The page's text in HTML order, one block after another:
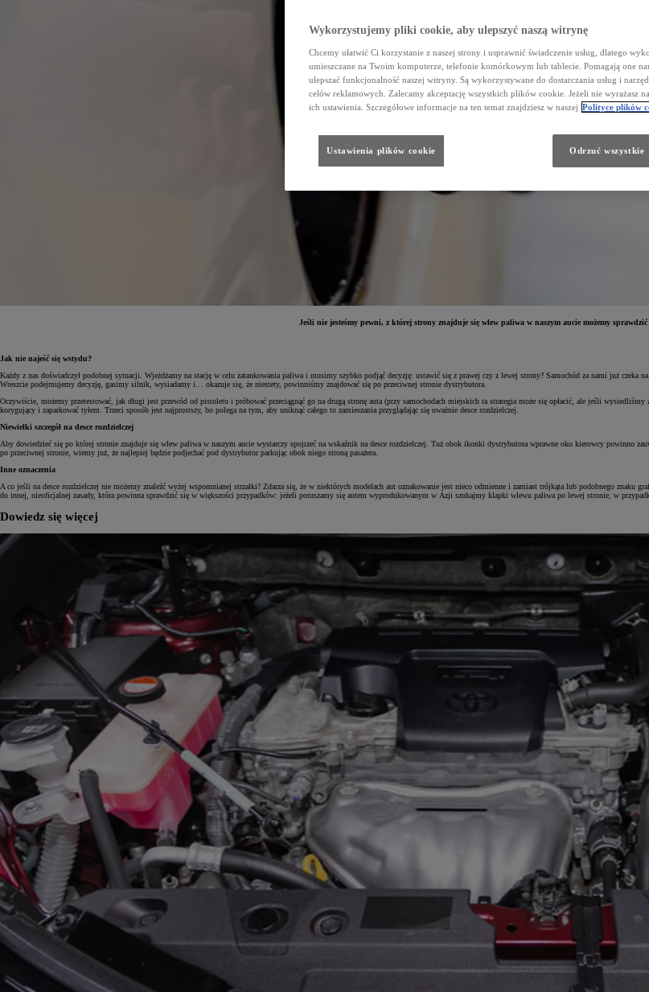
Jeśli nie jesteśmy pewni, z której strony znajduje się wlew paliwa w naszym aucie możemy
Jak nie najeść się wstydu?
Każdy z nas doświadczył podobnej sytuacji. Wjeżdżamy na stację w celu zatankowania paliwa i musimy szybko podjąć decyzję: ustawić się z prawej czy z lewej strony? Samochód za nami już
Wreszcie podejmujemy decyzję, gasimy silnik, wysiadamy i… okazuje się, że niestety, powinniśmy znajdować się po przeciwnej stronie dystrybutora.
Oczywiście, możemy przetestować, jak długi jest przewód od pistoletu i próbować przeciągnąć go na drugą stronę auta (przy samochodach miejskich ta strategia może się opłacić, ale jeśli
korygujący i zaparkować tyłem. Trzeci sposób jest najprostszy, bo polega na tym, aby uniknąć całego to zamieszania przyglądając się uważnie desce rozdzielczej.
Niewielki szczegół na desce rozdzielczej
Aby dowiedzieć się po której stronie znajduje się wlew paliwa w naszym aucie wystarczy spojrzeć na wskaźnik na desce rozdzielczej. Tuż obok ikonki dystrybutora wprawne oko kierowcy
po przeciwnej stronie, wiemy już, że najlepiej będzie podjechać pod dystrybutor parkując obok niego stroną pasażera.
Inne oznaczenia
A co jeśli na desce rozdzielczej nie możemy znaleźć wyżej wspomnianej strzałki? Zdarza się, że w niektórych modelach aut oznakowanie jest nieco odmienne i zamiast trójkąta lub podobnego znaku
do innej, nieoficjalnej zasady, która powinna sprawdzić się w większości przypadków: jeżeli poruszamy się autem wyprodukowanym w Azji szukajmy klapki wlewu paliwa po lewej stronie, w
Dowiedz się więcej
Wykorzystujemy pliki cookie, aby ulepszyć naszą witrynę
Chcemy ułatwić Ci korzystanie z naszej strony i usprawnić świadczenie usług, dlatego
umieszczane na Twoim komputerze, telefonie komórkowym lub tablecie. Pomagają one
ulepszać funkcjonalność naszej witryny. Są wykorzystywane do dostarczania usług i
celów reklamowych. Zalecamy akceptację wszystkich plików cookie. Jeżeli nie wyrażasz
ich ustawienia. Szczegółowe informacje na ten temat znajdziesz w naszej Polityce plików
Ustawienia plików cookie Odrzuć wszystkie